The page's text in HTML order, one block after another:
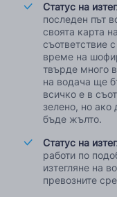
Статус на
последен път
своята карта
съответствие
време на
твърде много
на водача ще
всичко е в
зелено, но ако
бъде жълто.
Статус на
работи по
изтегляне на
превозните